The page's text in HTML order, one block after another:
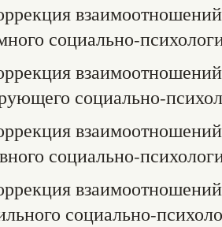
социально-
социально-
социально-
социально-